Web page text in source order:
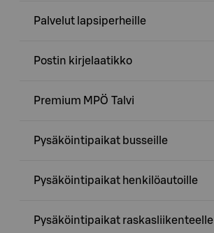
Palvelut lapsiperheille
Postin kirjelaatikko
Premium MPÖ Talvi
Pysäköintipaikat busseille
Pysäköintipaikat henkilöautoille
Pysäköintipaikat raskasliikenteelle